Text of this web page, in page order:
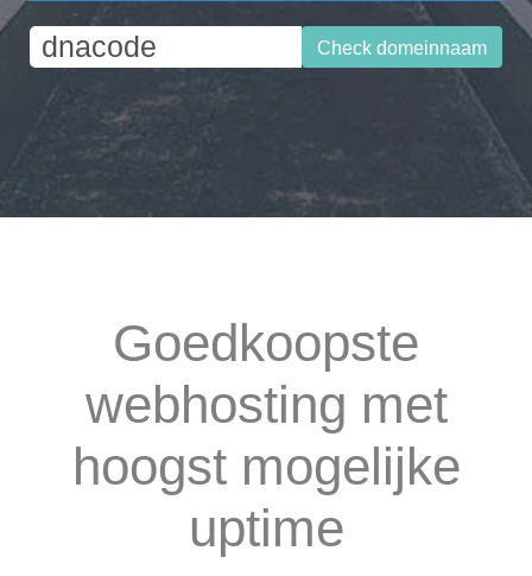
Check domeinnaam
Goedkoopste
webhosting met
hoogst mogelijke
uptime